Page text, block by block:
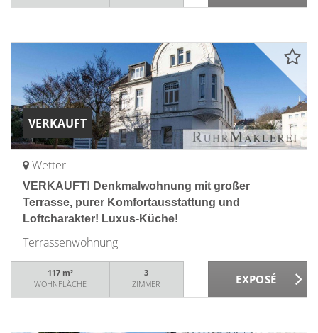
VERKAUFT
Wetter
VERKAUFT! Denkmalwohnung mit großer
Terrasse, purer Komfortausstattung und
Loftcharakter! Luxus-Küche!
Terrassenwohnung
117 m²
WOHNFLÄCHE
3
ZIMMER